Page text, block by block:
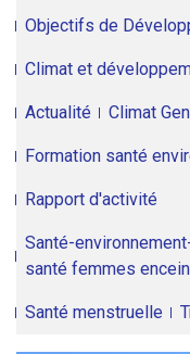
Objectifs de
Climat et
Actualité Climat
Formation santé
Rapport d'activité
Santé-
santé femmes
Santé menstruelle